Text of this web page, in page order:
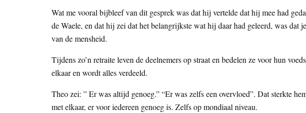
Wat me vooral bijbleef van dit gesprek was dat hij vertelde dat hij mee had
de Waele, en dat hij zei dat het belangrijkste wat hij daar had geleerd, was dat
van de mensheid.
Tijdens zo’n retraite leven de deelnemers op straat en bedelen ze voor hun
elkaar en wordt alles verdeeld.
Theo zei: ” Er was altijd genoeg.” “Er was zelfs een overvloed”. Dat sterkte
met elkaar, er voor iedereen genoeg is. Zelfs op mondiaal niveau.